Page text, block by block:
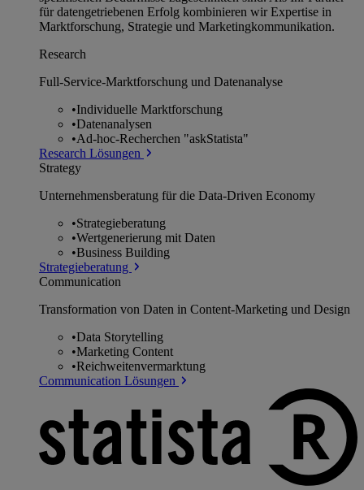
für datengetriebenen Erfolg kombinieren wir Expertise in
Marktforschung, Strategie und Marketingkommunikation.
Research
Full-Service-Marktforschung und Datenanalyse
•Individuelle Marktforschung
•Datenanalysen
•Ad-hoc-Recherchen "askStatista"
Research Lösungen
Strategy
Unternehmens­beratung für die Data-Driven Economy
•Strategieberatung
•Wertgenerierung mit Daten
•Business Building
Strategieberatung
Communication
Transformation von Daten in Content-Marketing und Design
•Data Storytelling
•Marketing Content
•Reichweitenvermarktung
Communication Lösungen